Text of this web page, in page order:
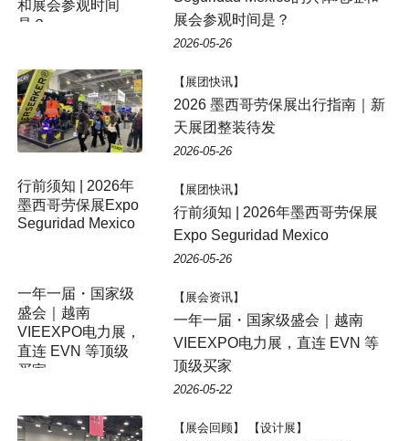
展会参观时间是？
2026-05-26
【展团快讯】
2026 墨西哥劳保展出行指南｜新
天展团整装待发
2026-05-26
【展团快讯】
行前须知 | 2026年墨西哥劳保展
Expo Seguridad Mexico
2026-05-26
【展会资讯】
一年一届・国家级盛会｜越南
VIEEXPO电力展，直连 EVN 等
顶级买家
2026-05-22
【展会回顾】 【设计展】